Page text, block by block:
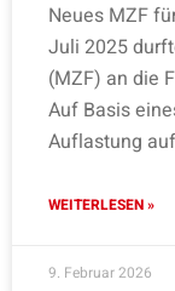
Neues MZF
Juli 2025
(MZF) an die
Auf Basis
Auflastung
WEITERLESEN »
9. Februar 2026